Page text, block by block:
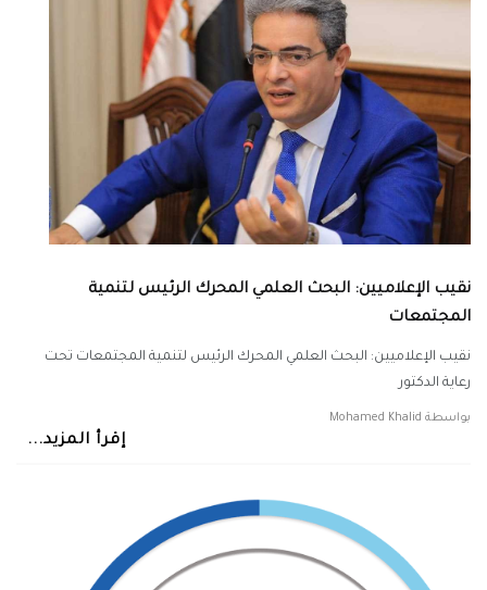
نقيب الإعلاميين: البحث العلمي المحرك الرئيس لتنمية
المجتمعات
نقيب الإعلاميين: البحث العلمي المحرك الرئيس لتنمية المجتمعات تحت
رعاية الدكتور
بواسطة Mohamed Khalid
إقرأ المزيد...